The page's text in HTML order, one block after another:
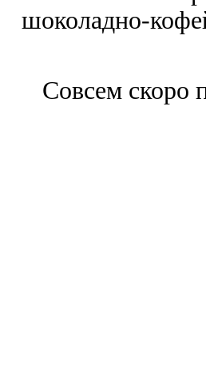
шоколадно-
Совсем скоро